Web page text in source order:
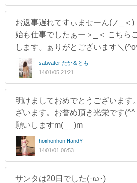
お返事遅れてすぃませーん(ノ_＜)
始も仕事でしたぁー＞_＜ こちら
します。ぁりがとございます＼
saltwater たか＆とも
14/01/05 21:21
明けましておめでとうございます
ざいます。お誉め頂き光栄です
願いしますm(_ _)m
honhonhon HandY
14/01/01 06:53
サンタは20日でした(･ω･)